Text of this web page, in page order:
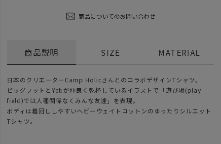
商品についてのお問い合わせ
商品説明
日本のクリエーターCamp HolicさんとのコラボデザインTシャツ。
ビッグフットとYetiが仲良く乾杯しているイラストで「遊び場(play
field)では人種関係なくみんな友達」を表現。
ボディは着回ししやすいヘビーウェイトコットンのゆったりシルエット
Tシャツ。
SIZE MATERIAL